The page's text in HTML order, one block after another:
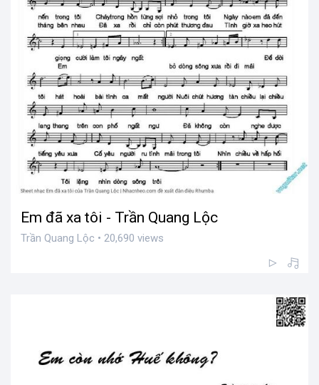
Em đã xa tôi - Trần Quang Lộc
Trần Quang Lộc • 20,690 views